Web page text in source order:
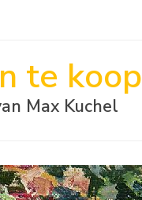
te koop
Max Kuchel